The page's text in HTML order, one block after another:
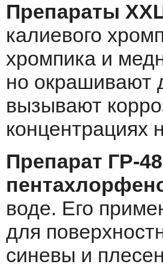
Препараты
калиевого
хромпика и
но окрашивают
вызывают
концентрациях
Препарат ГР-
воде. Его
для
синевы и